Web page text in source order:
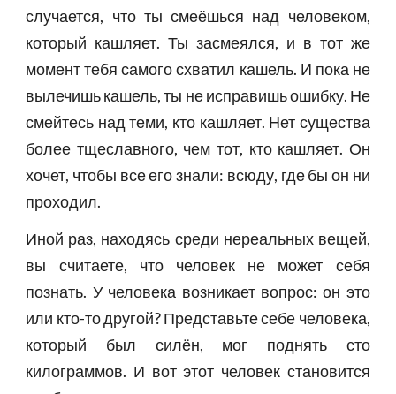
случается, что ты смеёшься над человеком,
который кашляет. Ты засмеялся, и в тот же
момент тебя самого схватил кашель. И пока не
вылечишь кашель, ты не исправишь ошибку. Не
смейтесь над теми, кто кашляет. Нет существа
более тщеславного, чем тот, кто кашляет. Он
хочет, чтобы все его знали: всюду, где бы он ни
проходил.
Иной раз, находясь среди нереальных вещей,
вы считаете, что человек не может себя
познать. У человека возникает вопрос: он это
или кто-то другой? Представьте себе человека,
который был силён, мог поднять сто
килограммов. И вот этот человек становится